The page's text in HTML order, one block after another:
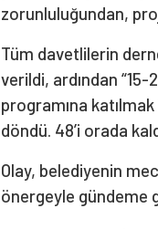
zorunluluğundan,
Tüm davetlilerin
verildi, ardından
programına
döndü. 48’i orada
Olay, belediyenin
önergeyle gündeme